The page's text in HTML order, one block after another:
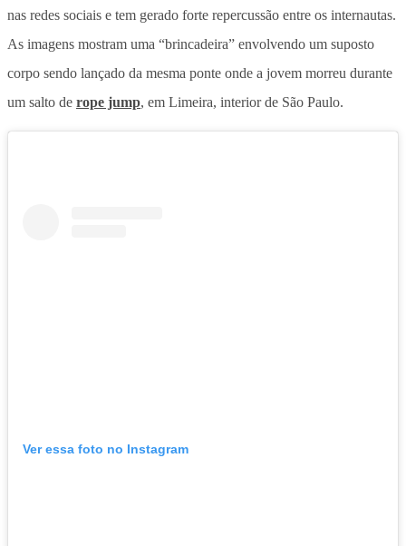
nas redes sociais e tem gerado forte repercussão entre os internautas.
As imagens mostram uma “brincadeira” envolvendo um suposto
corpo sendo lançado da mesma ponte onde a jovem morreu durante
um salto de rope jump, em Limeira, interior de São Paulo.
Ver essa foto no Instagram